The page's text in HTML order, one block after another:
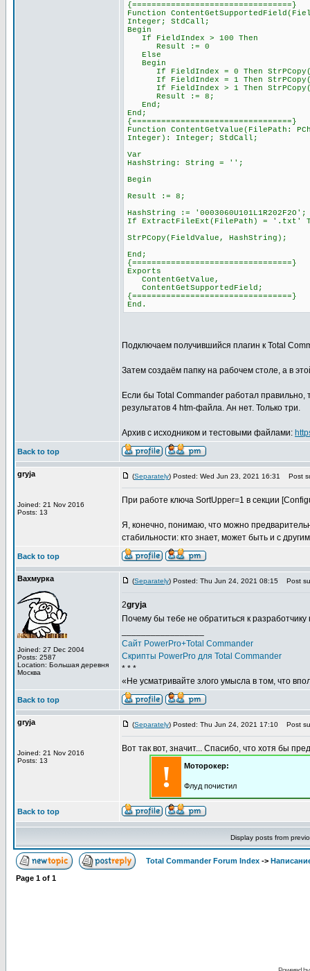
{=================================}
Function
Integer; StdCall;
Begin
If FieldIndex > 100 Then
Result := 0
Else
Begin
If FieldIndex = 0 Then
If FieldIndex = 1 Then
If FieldIndex > 1 Then
Result := 8;
End;
End;
{=================================}
Function ContentGetValue(FilePath:
Integer): Integer; StdCall;
Var
HashString: String = '';
Begin
Result := 8;
HashString := '0003060U101L1R202F2O';
If ExtractFileExt(FilePath) = '.txt'
StrPCopy(FieldValue, HashString);
End;
{=================================}
Exports
ContentGetValue,
ContentGetSupportedField;
{=================================}
End.
Подключаем получившийся плагин к Total
Затем создаём папку на рабочем столе, а в
Если бы Total Commander работал правильно,
результатов 4 htm-файла. Ан нет. Только три.
Архив с исходником и тестовыми файлами:
Back to top
gryja
Joined: 21 Nov 2016
Posts: 13
(Separately) Posted: Wed Jun 23, 2021 16:31 Post
При работе ключа SortUpper=1 в секции
Я, конечно, понимаю, что можно
стабильности: кто знает, может быть и с
Back to top
Вахмурка
Joined: 27 Dec 2004
Posts: 2587
Location: Большая деревня
Москва
(Separately) Posted: Thu Jun 24, 2021 08:15 Post
2gryja
Почему бы тебе не обратиться к
Сайт PowerPro+Total Commander
Скрипты PowerPro для Total Commander
* * *
«Не усматривайте злого умысла в том, что
Back to top
gryja
Joined: 21 Nov 2016
Posts: 13
(Separately) Posted: Thu Jun 24, 2021 17:10 Post
Вот так вот, значит... Спасибо, что хотя бы
! Моторокер:
Флуд почистил
Back to top
Display posts from
Total Commander Forum Index ->
Page 1 of 1